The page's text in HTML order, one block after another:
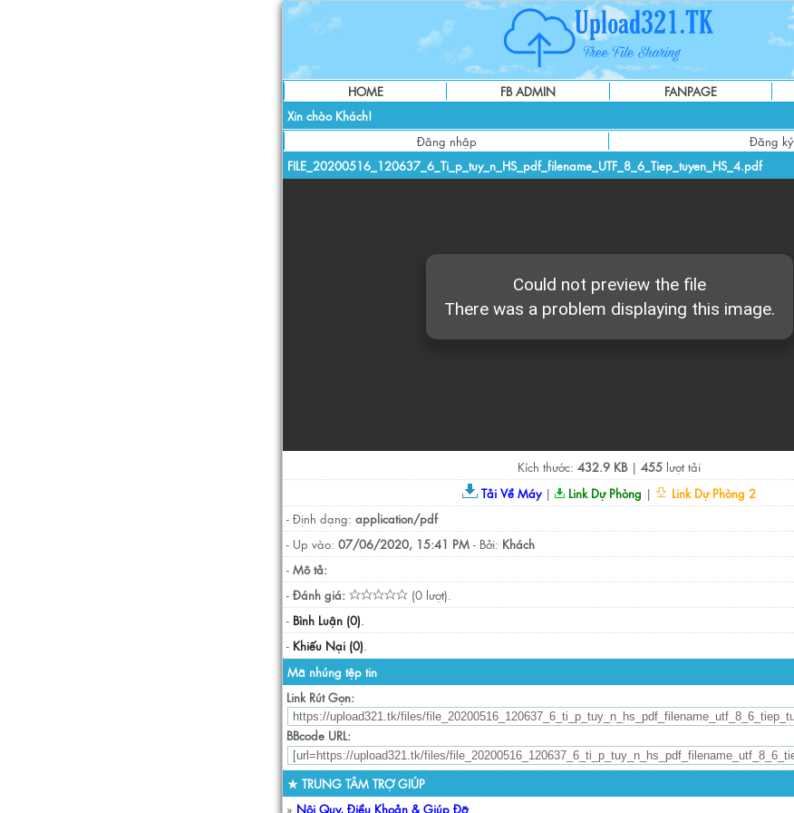
HOME FB ADMIN FANPAGE
Xin chào Khách!
Đăng nhập
Đăng ký
FILE_20200516_120637_6_Ti_p_tuy_n_HS_pdf_filename_UTF_8_6_Tiep_tuyen_HS_4.pdf
Kích thước: 432.9 KB| 455 lượt tải
Tải Về Máy| Link Dự Phòng |
Link Dự Phòng 2
- Định dạng: application/pdf
- Up vào: 07/06/2020, 15:41 PM - Bởi: Khách
- Mô tả:
- Đánh giá:
(0 lượt).
- Bình Luận (0).
- Khiếu Nại (0).
Mã nhúng tệp tin
Link Rút Gọn:
BBcode URL:
★ TRUNG TÂM TRỢ GIÚP
» Nội Quy, Điều Khoản & Giúp Đỡ